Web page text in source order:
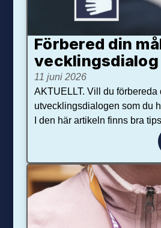
Förbered din
veck­lings­dialog
11 juni 2026
AKTUELLT. Vill du förbereda
utvecklingsdialogen som du
I den här artikeln finns bra